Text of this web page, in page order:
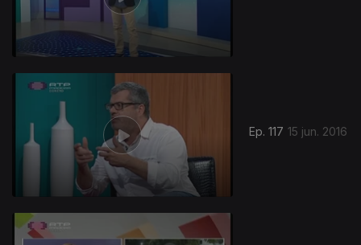
Ep. 117 15 jun. 2016